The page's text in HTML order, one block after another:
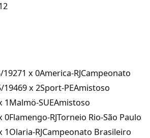
19271 x 0America-RJCampeonato
19469 x 2Sport-PEAmistoso
1Malmö-SUEAmistoso
0Flamengo-RJTorneio Rio-São Paulo
1Olaria-RJCampeonato Brasileiro